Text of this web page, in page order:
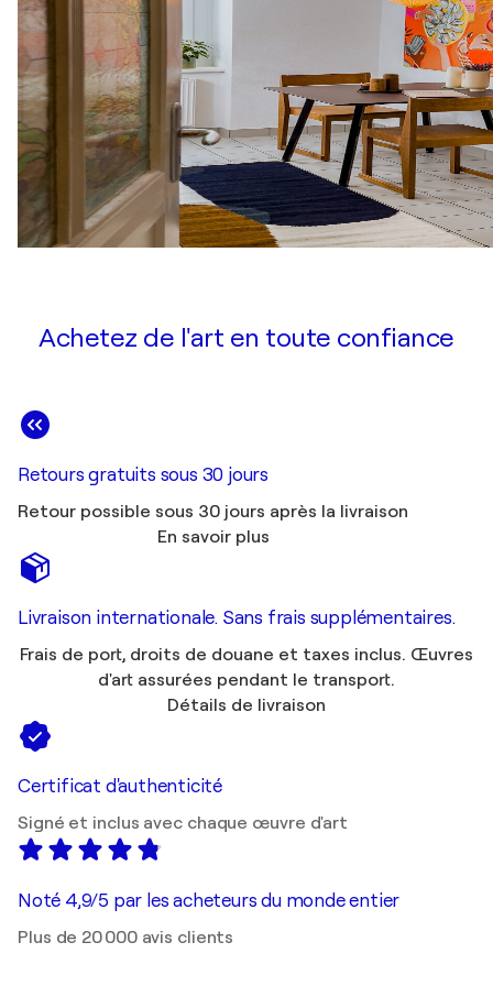
Achetez de l'art en toute confiance
Retours gratuits sous 30 jours
Retour possible sous 30 jours après la livraison
En savoir plus
Livraison internationale. Sans frais supplémentaires.
Frais de port, droits de douane et taxes inclus. Œuvres
d'art assurées pendant le transport.
Détails de livraison
Certificat d'authenticité
Signé et inclus avec chaque œuvre d'art
Noté 4,9/5 par les acheteurs du monde entier
Plus de 20 000 avis clients